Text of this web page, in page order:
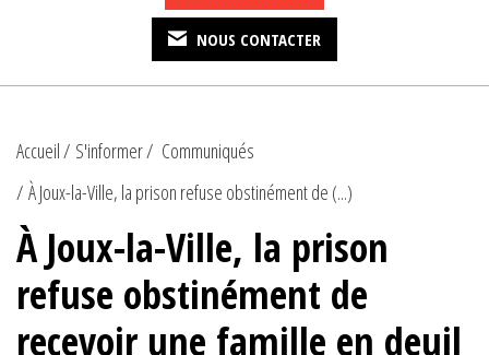
NOUS CONTACTER
Accueil S'informer
Communiqués
À Joux-la-Ville, la prison refuse obstinément de (...)
À Joux-la-Ville, la prison
refuse obstinément de
recevoir une famille en deuil